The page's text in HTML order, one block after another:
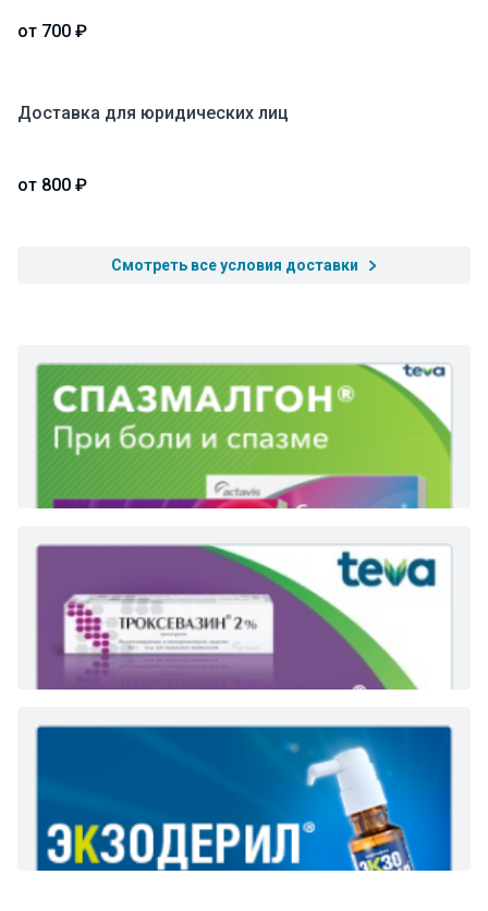
от 700 ₽
Доставка для юридических лиц
от 800 ₽
Смотреть все условия доставки